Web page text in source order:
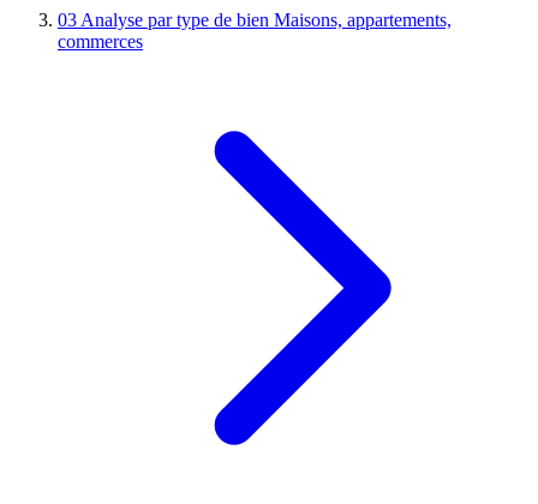
03 Analyse par type de bien Maisons, appartements,
commerces